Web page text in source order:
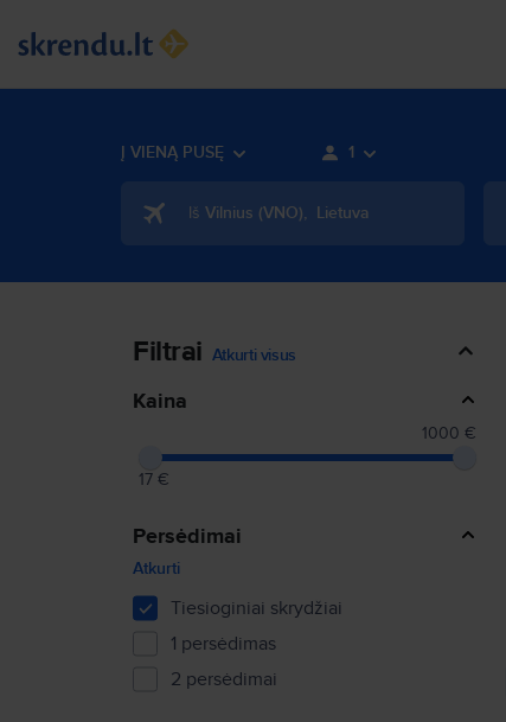
Į VIENĄ PUSĘ 1
Iš Vilnius (VNO), Lietuva
Filtrai Atkurti visus
Kaina
17 €
1000 €
Persėdimai
Atkurti
Tiesioginiai skrydžiai
1 persėdimas
2 persėdimai